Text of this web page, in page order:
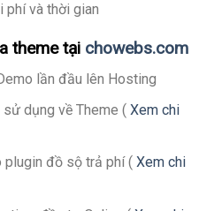
phí và thời gian
theme tại chowebs.com
lần đầu lên Hosting
dụng về Theme ( Xem chi
đồ sộ trả phí ( Xem chi